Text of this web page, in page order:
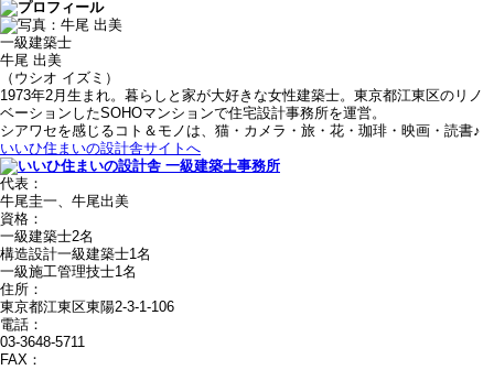
一級建築士
牛尾 出美
（ウシオ イズミ）
1973年2月生まれ。暮らしと家が大好きな女性建築士。東京都江東区のリノ
ベーションしたSOHOマンションで住宅設計事務所を運営。
シアワセを感じるコト＆モノは、猫・カメラ・旅・花・珈琲・映画・読書♪
いいひ住まいの設計舎サイトへ
代表：
牛尾圭一、牛尾出美
資格：
一級建築士2名
構造設計一級建築士1名
一級施工管理技士1名
住所：
東京都江東区東陽2-3-1-106
電話：
03-3648-5711
FAX：